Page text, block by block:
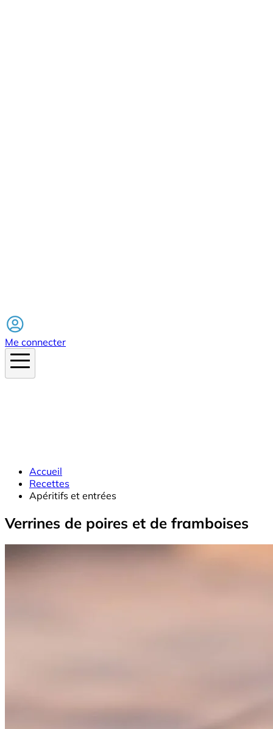
Me connecter
Accueil
Recettes
Apéritifs et entrées
Verrines de poires et de framboises